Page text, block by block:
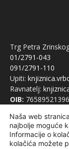
Trg Petra
01/2791-043
091/2791-110
Upiti:
Ravnatelj:
OIB: 76589521396
Naša web
najbolje moguće
Informacije o
kolačića možete